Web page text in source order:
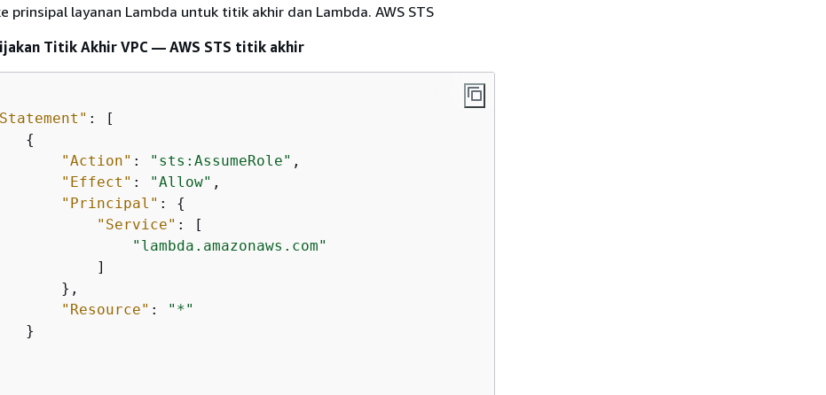
prinsipal layanan Lambda untuk titik akhir dan Lambda. AWS STS
Titik Akhir VPC — AWS STS titik akhir
: [
{
"Action" : "sts:AssumeRole" ,
"Effect" : "Allow" ,
"Principal" : {
"Service" : [
"lambda.amazonaws.com"
]
},
"Resource" :
"*"
}